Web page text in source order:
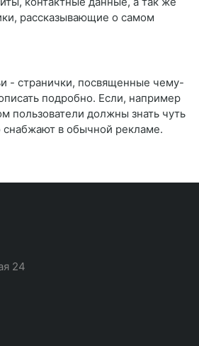
рассказывающие о самом
- странички, посвященные чему-
подробно. Если, например
пользователи должны знать чуть
в обычной рекламе.
24